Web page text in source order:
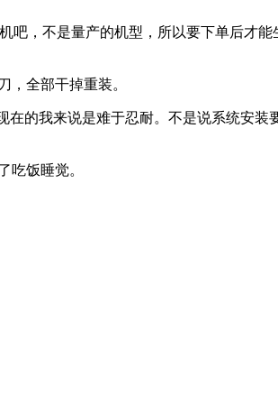
，不是量产的机型，所以要下单后才
，全部干掉重装。
的我来说是难于忍耐。不是说系统安
吃饭睡觉。